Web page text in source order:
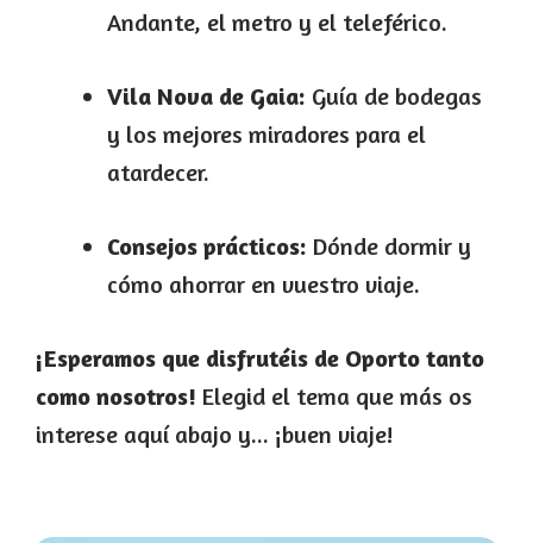
Andante, el metro y el teleférico.
Vila Nova de Gaia: Guía de bodegas
y los mejores miradores para el
atardecer.
Consejos prácticos: Dónde dormir y
cómo ahorrar en vuestro viaje.
¡Esperamos que disfrutéis de Oporto tanto
como nosotros! Elegid el tema que más os
interese aquí abajo y... ¡buen viaje!